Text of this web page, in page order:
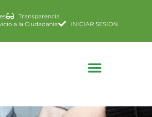
de
Transparencia
a la Ciudadanía
INICIAR SESION